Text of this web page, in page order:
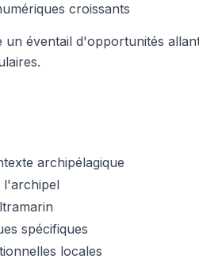
croissants
éventail d'opportunités
archipélagique
l'archipel
spécifiques
locales